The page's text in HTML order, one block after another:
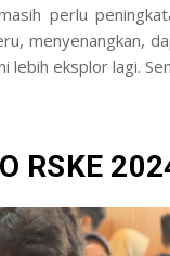
perlu
menyenangkan,
lebih eksplor lagi.
RSKE